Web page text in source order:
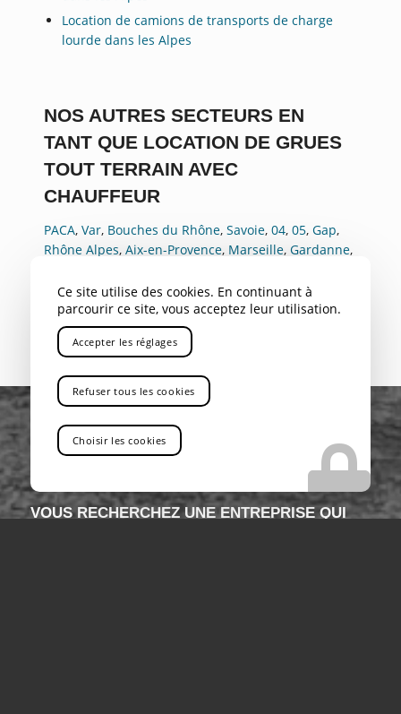
Location de camions de transports de charge
lourde dans les Alpes
NOS AUTRES SECTEURS EN
TANT QUE LOCATION DE GRUES
TOUT TERRAIN AVEC
CHAUFFEUR
PACA, Var, Bouches du Rhône, Savoie, 04, 05, Gap,
Rhône Alpes, Aix-en-Provence, Marseille, Gardanne,
Toulon,Avignon ,Cannes,Antibes,Rousset
VOUS RECHERCHEZ UNE ENTREPRISE QUI
Ce site utilise des cookies. En continuant à
parcourir ce site, vous acceptez leur utilisation.
Accepter les réglages
Refuser tous les cookies
Choisir les cookies